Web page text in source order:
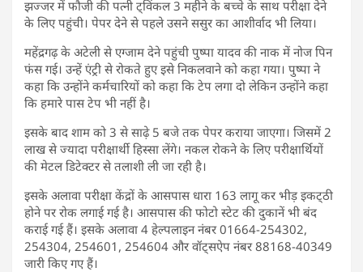
झज्जर में फौजी की पत्नी ट्विंकल 3 महीने के बच्चे के साथ परीक्षा देने
के लिए पहुंची। पेपर देने से पहले उसने ससुर का आशीर्वाद भी लिया।
महेंद्रगढ़ के अटेली से एग्जाम देने पहुंची पुष्पा यादव की नाक में नोज पिन
फंस गई। उन्हें एंट्री से रोकते हुए इसे निकलवाने को कहा गया। पुष्पा ने
कहा कि उन्होंने कर्मचारियों को कहा कि टेप लगा दो लेकिन उन्होंने कहा
कि हमारे पास टेप भी नहीं है।
इसके बाद शाम को 3 से साढ़े 5 बजे तक पेपर कराया जाएगा। जिसमें 2
लाख से ज्यादा परीक्षार्थी हिस्सा लेंगे। नकल रोकने के लिए परीक्षार्थियों
की मेटल डिटेक्टर से तलाशी ली जा रही है।
इसके अलावा परीक्षा केंद्रों के आसपास धारा 163 लागू कर भीड़ इकट्‌ठी
होने पर रोक लगाई गई है। आसपास की फोटो स्टेट की दुकानें भी बंद
कराई गई हैं। इसके अलावा 4 हेल्पलाइन नंबर 01664-254302,
254304, 254601, 254604 और वॉट्सऐप नंबर 88168-40349
जारी किए गए हैं।